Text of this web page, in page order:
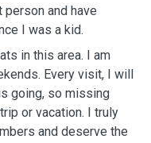
person and have
I was a kid.
in this area. I am
Every visit, I will
going, so missing
or vacation. I truly
and deserve the